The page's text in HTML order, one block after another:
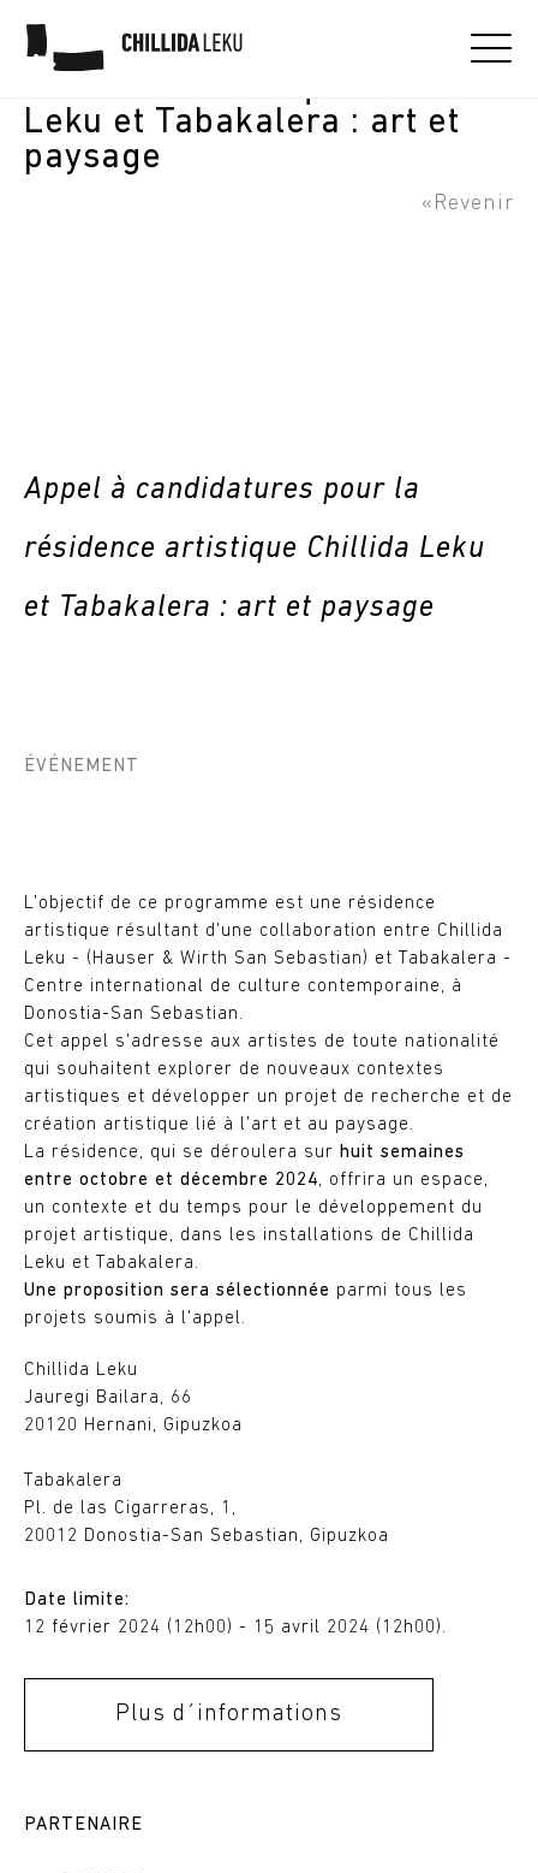
Appel à candidatures pour la
Leku et Tabakalera : art et
paysage
«Revenir
Appel à candidatures pour la
résidence artistique Chillida Leku
et Tabakalera : art et paysage
ÉVÉNEMENT
L'objectif de ce programme est une résidence
artistique résultant d'une collaboration entre Chillida
Leku - (Hauser & Wirth San Sebastian) et Tabakalera -
Centre international de culture contemporaine, à
Donostia-San Sebastian.
Cet appel s'adresse aux artistes de toute nationalité
qui souhaitent explorer de nouveaux contextes
artistiques et développer un projet de recherche et de
création artistique lié à l'art et au paysage.
La résidence, qui se déroulera sur huit semaines
entre octobre et décembre 2024, offrira un espace,
un contexte et du temps pour le développement du
projet artistique, dans les installations de Chillida
Leku et Tabakalera.
Une proposition sera sélectionnée parmi tous les
projets soumis à l'appel.
Chillida Leku
Jauregi Bailara, 66
20120 Hernani, Gipuzkoa
Tabakalera
Pl. de las Cigarreras, 1,
20012 Donostia-San Sebastian, Gipuzkoa
Date limite:
12 février 2024 (12h00) - 15 avril 2024 (12h00).
Plus d´informations
PARTENAIRE